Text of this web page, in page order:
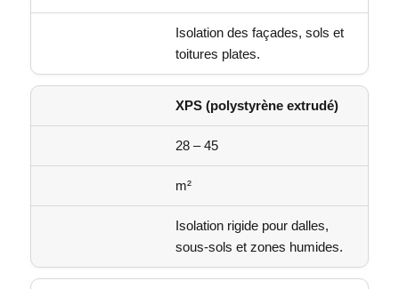
Isolation des façades, sols et
toitures plates.
XPS (polystyrène extrudé)
28 – 45
m²
Isolation rigide pour dalles,
sous-sols et zones humides.